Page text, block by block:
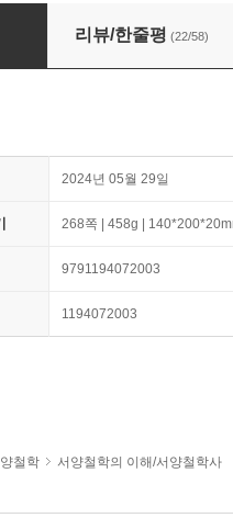
세계의 한계이다
리뷰/한줄평 (22/58)
2024년 05월 29일
268쪽 | 458g |
9791194072003
1194072003
철학 서양철학의 이해/서양철학사